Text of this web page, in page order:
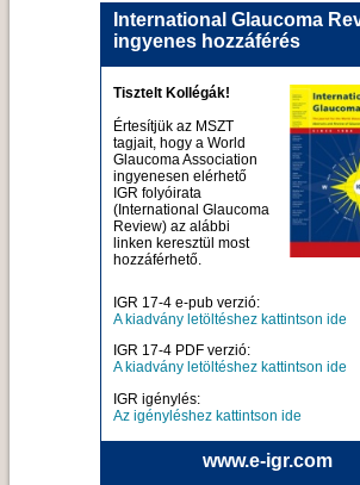
International Glaucoma
ingyenes hozzáférés
Tisztelt Kollégák!
Értesítjük az MSZT
tagjait, hogy a World
Glaucoma Association
ingyenesen elérhető
IGR folyóirata
(International Glaucoma
Review) az alábbi
linken keresztül most
hozzáférhető.
IGR 17-4 e-pub verzió:
A kiadvány letöltéshez kattintson ide
IGR 17-4 PDF verzió:
A kiadvány letöltéshez kattintson ide
IGR igénylés:
Az igényléshez kattintson ide
www.e-igr.com